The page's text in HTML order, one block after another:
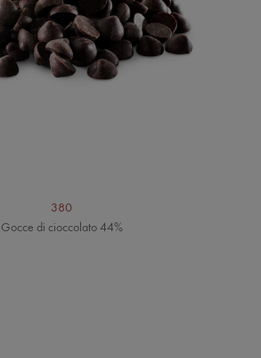
380
Gocce di cioccolato 44%